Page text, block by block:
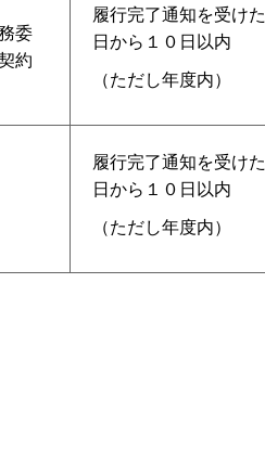
委
約
履行完了通知を受けた
日から１０日以内
（ただし年度内）
履行完了通知を受けた
日から１０日以内
（ただし年度内）